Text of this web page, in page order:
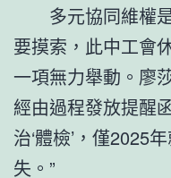
多元協同維權
要摸索，此中工會
一項無力舉動。廖
經由過程發放提醒
治‘體檢’，僅2025
失。”